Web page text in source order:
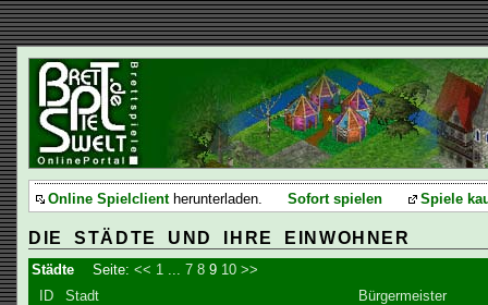
Online Spielclientherunterladen. Sofort spielen Spiele
DIE STÄDTE UND IHRE EINWOHNER
Städte Seite:<< 1 ...7 8 9 10 >>
ID
Stadt
Bürgermeister